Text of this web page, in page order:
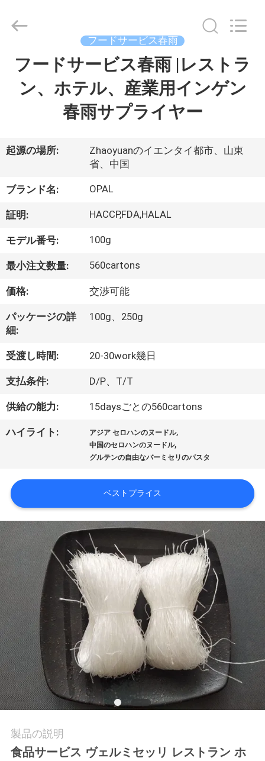
家
達
に
つ
い
て
工
場
旅
行
管
理
私
達
に
連
絡
し
な
い
2026
Qingdao
Developed
フードサービス春雨
フードサービス春雨 |レストラ
ン、ホテル、産業用インゲン
春雨サプライヤー
起源の場所:
Zhaoyuanのイエンタイ都市、山東
省、中国
ブランド名: OPAL
証明: HACCP,FDA,HALAL
モデル番号: 100g
最小注文数量: 560cartons
価格: 交渉可能
パッケージの詳
細:
100g、250g
受渡し時間: 20-30work幾日
支払条件: D/P、T/T
供給の能力: 15daysごとの560cartons
ハイライト: アジア セロハンのヌードル,
中国のセロハンのヌードル,
グルテンの自由なバーミセリのパスタ
ベストプライス
製品の説明
食品サービス ヴェルミセッリ レストラン ホ